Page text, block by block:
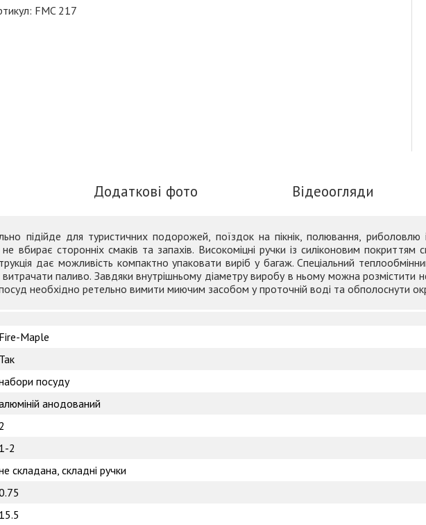
FMC 217
Додаткові фото Відеоогляди
підійде для туристичних подорожей, поїздок на пікнік, полювання,
вбирає сторонніх смаків та запахів. Високоміцні ручки із силіконовим покриттям
дає можливість компактно упаковати виріб у багаж. Спеціальний
паливо. Завдяки внутрішньому діаметру виробу в ньому можна розмістити
необхідно ретельно вимити миючим засобом у проточній воді та обполоснути
Fire-Maple
Так
посуду
анодований
2
1-2
складана, складні ручки
15.5